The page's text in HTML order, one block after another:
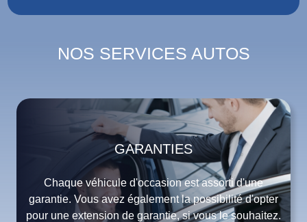
NOS SERVICES AUTOS
GARANTIES
Chaque véhicule d'occasion est assorti d'une
garantie. Vous avez également la possibilité d'opter
pour une extension de garantie, si vous le souhaitez.